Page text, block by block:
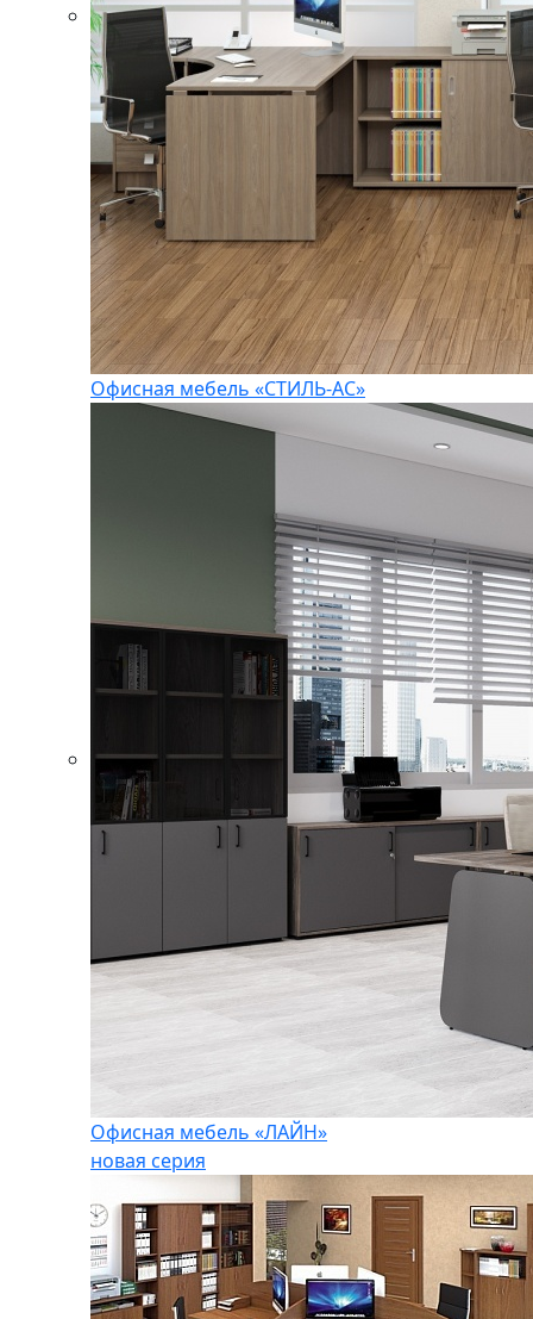
Офисная мебель «СТИЛЬ-АС»
Офисная мебель «ЛАЙН»
новая серия